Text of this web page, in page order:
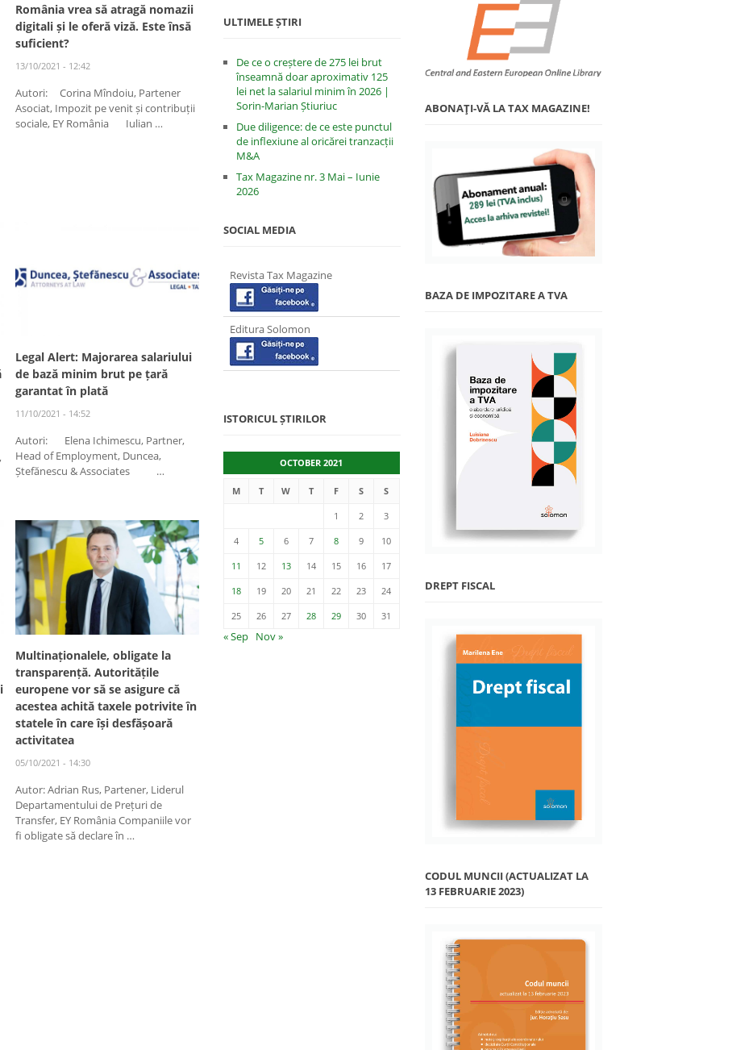
România vrea să atragă nomazii
digitali și le oferă viză. Este însă
suficient?
13/10/2021 - 12:42
Autori: Corina Mîndoiu, Partener
Asociat, Impozit pe venit și contribuții
sociale, EY România Iulian …
Legal Alert: Majorarea salariului
de bază minim brut pe țară
garantat în plată
11/10/2021 - 14:52
Autori: Elena Ichimescu, Partner,
Head of Employment, Duncea,
Ștefănescu & Associates …
Multinaționalele, obligate la
transparență. Autoritățile
europene vor să se asigure că
acestea achită taxele potrivite în
statele în care își desfășoară
activitatea
05/10/2021 - 14:30
Autor: Adrian Rus, Partener, Liderul
Departamentului de Prețuri de
Transfer, EY România Companiile vor
fi obligate să declare în …
ULTIMELE ȘTIRI
De ce o creștere de 275 lei brut
înseamnă doar aproximativ 125
lei net la salariul minim în 2026 |
Sorin-Marian Știuriuc
Due diligence: de ce este punctul
de inflexiune al oricărei tranzacții
M&A
Tax Magazine nr. 3 Mai – Iunie
2026
SOCIAL MEDIA
Revista Tax Magazine
Editura Solomon
ISTORICUL ȘTIRILOR
OCTOBER 2021
M T W T F S S
1 2 3
4 5 6 7 8 9 10
11 12 13 14 15 16 17
18 19 20 21 22 23 24
25 26 27 28 29 30 31
« Sep Nov »
ABONAŢI-VĂ LA TAX MAGAZINE!
BAZA DE IMPOZITARE A TVA
DREPT FISCAL
CODUL MUNCII (ACTUALIZAT LA
13 FEBRUARIE 2023)